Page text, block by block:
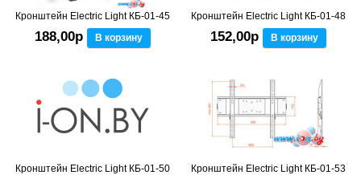
Кронштейн Electric Light КБ-01-45
188,00р В корзину
Кронштейн Electric Light КБ-01-48
152,00р В корзину
Кронштейн Electric Light КБ-01-50 Кронштейн Electric Light КБ-01-53